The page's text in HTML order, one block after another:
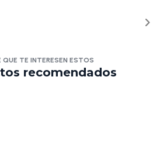
QUE TE INTERESEN ESTOS
recomendados